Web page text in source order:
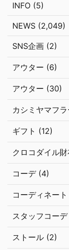
INFO (5)
NEWS (2,049)
SNS企画 (2)
アウター (6)
アウター (30)
カシミヤマフ
ギフト (12)
クロコダイル
コーデ (4)
コーディネー
スタッフコー
ストール (2)